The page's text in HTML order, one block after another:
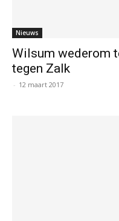
Nieuws
Wilsum wederom
tegen Zalk
- 12 maart 2017